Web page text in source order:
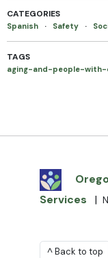
CATEGORIES
Spanish · Safety ·
TAGS
aging-and-people-
Services
|
^ Back to top